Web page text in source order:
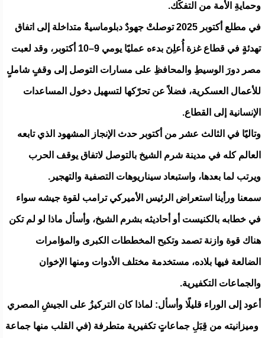
وحمايةِ الأمة من التفكّك.
في مطلع أكتوبر 2025 توصلتْ جهودٌ دبلوماسيةٌ متداخلة إلى اتفاق
تهدئةٍ في قطاع غزة أُعلِنَ بدءه عمليًا يومي 9–10 أكتوبر، وقد لعبت
مصر دورَ الوسيطِ والمحافظِ على مسارات التوصل إلى وقفٍ شاملٍ
للأعمال العسكرية، فضلاً عن تحرّكها لتسهيل دخول المساعدات
الإنسانية إلى القطاع.
وتاليًا في الثالث عشر من أكتوبر حدث الإنجاز المشهود الذي تابعه
العالم كله في مدينة شرم الشيخ بالتوصل لاتفاق يوقف الحرب
ويرتب لما بعدها، واستبعاد سيناريوهات التصفية والتهجير.
سمعنا ورأينا استعراض الرئيس الأميركي ترامب لقوة جيشه سواء
في خطابه بالكنيست أو أحاديثه بشرم الشيخ، وأسأل ماذا لو لم تكن
هناك قوة وازنة تصمد وتكبح المخططات الكبرى والمؤامرات
الضالعة فيها بلاده، مستخدمة مختلف الأدوات ومنها الإخوان
والجماعات التكفيرية.
أعود إلى الوراء قليلًا وأسأل: لماذا كان التركيزُ على الجيشِ المصري
وميزانيته من قِبَلِ جماعاتٍ تكفيرية متطرفة (في القلب منها جماعة